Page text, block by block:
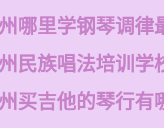
哪里学钢琴调律
民族唱法培训学
买吉他的琴行有